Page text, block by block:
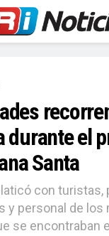
durante el
Santa
con turistas,
y personal de los
se encontraban